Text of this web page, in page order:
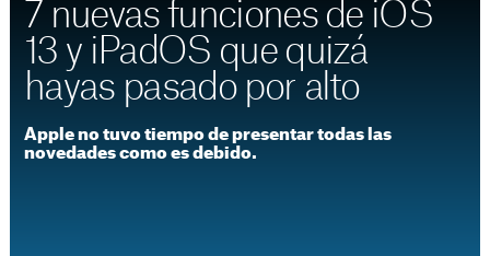
7 nuevas funciones de iOS
13 y iPadOS que quizá
hayas pasado por alto
Apple no tuvo tiempo de presentar todas las
novedades como es debido.